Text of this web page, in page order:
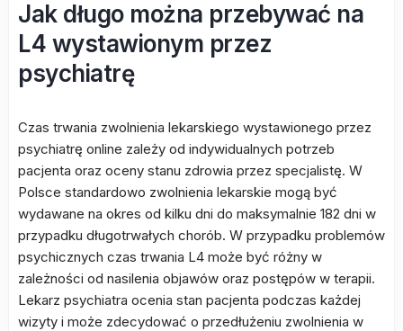
Jak długo można przebywać na
L4 wystawionym przez
psychiatrę
Czas trwania zwolnienia lekarskiego wystawionego przez
psychiatrę online zależy od indywidualnych potrzeb
pacjenta oraz oceny stanu zdrowia przez specjalistę. W
Polsce standardowo zwolnienia lekarskie mogą być
wydawane na okres od kilku dni do maksymalnie 182 dni w
przypadku długotrwałych chorób. W przypadku problemów
psychicznych czas trwania L4 może być różny w
zależności od nasilenia objawów oraz postępów w terapii.
Lekarz psychiatra ocenia stan pacjenta podczas każdej
wizyty i może zdecydować o przedłużeniu zwolnienia w